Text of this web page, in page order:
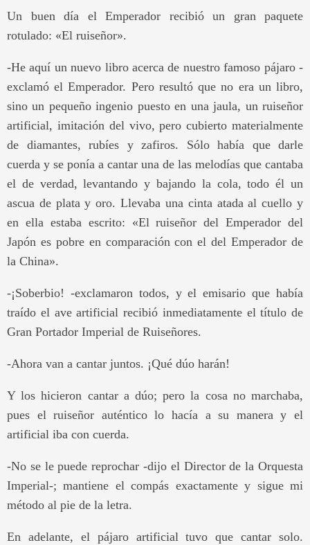
Un buen día el Emperador recibió un gran paquete
rotulado: «El ruiseñor».
-He aquí un nuevo libro acerca de nuestro famoso pájaro -
exclamó el Emperador. Pero resultó que no era un libro,
sino un pequeño ingenio puesto en una jaula, un ruiseñor
artificial, imitación del vivo, pero cubierto materialmente
de diamantes, rubíes y zafiros. Sólo había que darle
cuerda y se ponía a cantar una de las melodías que cantaba
el de verdad, levantando y bajando la cola, todo él un
ascua de plata y oro. Llevaba una cinta atada al cuello y
en ella estaba escrito: «El ruiseñor del Emperador del
Japón es pobre en comparación con el del Emperador de
la China».
-¡Soberbio! -exclamaron todos, y el emisario que había
traído el ave artificial recibió inmediatamente el título de
Gran Portador Imperial de Ruiseñores.
-Ahora van a cantar juntos. ¡Qué dúo harán!
Y los hicieron cantar a dúo; pero la cosa no marchaba,
pues el ruiseñor auténtico lo hacía a su manera y el
artificial iba con cuerda.
-No se le puede reprochar -dijo el Director de la Orquesta
Imperial-; mantiene el compás exactamente y sigue mi
método al pie de la letra.
En adelante, el pájaro artificial tuvo que cantar solo.